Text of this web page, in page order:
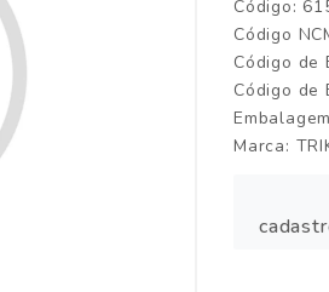
Código:
Código
Código de
Código de
Marca: